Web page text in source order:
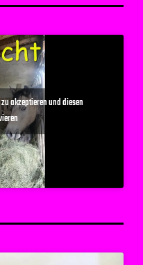
akzeptieren und diesen